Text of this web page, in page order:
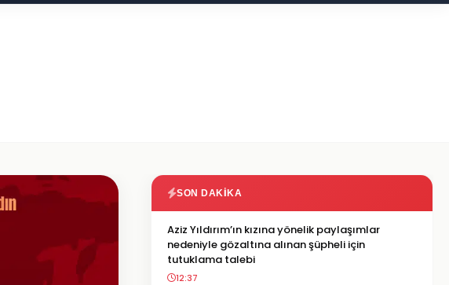
SON DAKIKA
Aziz Yıldırım’ın kızına yönelik paylaşımlar
nedeniyle gözaltına alınan şüpheli için
tutuklama talebi
12:37